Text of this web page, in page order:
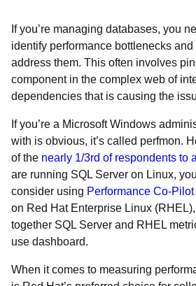
If you’re managing databases, you
identify performance bottlenecks
address them. This often involves
component in the complex web of
dependencies that is causing the
If you’re a Microsoft Windows
with is obvious, it’s called perfmon.
of the nearly 1/3rd of respondents to
are running SQL Server on Linux,
consider using Performance Co-
on Red Hat Enterprise Linux
together SQL Server and RHEL
use dashboard.
When it comes to measuring